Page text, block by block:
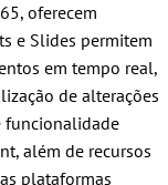
oferecem
e Slides permitem
em tempo real,
de alterações
funcionalidade
além de recursos
plataformas